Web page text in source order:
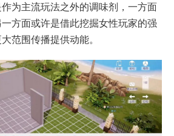
为主流玩法之外的调味剂，一方面
方面或许是借此挖掘女性玩家的强
范围传播提供动能。